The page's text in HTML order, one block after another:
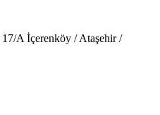
A İçerenköy / Ataşehir /